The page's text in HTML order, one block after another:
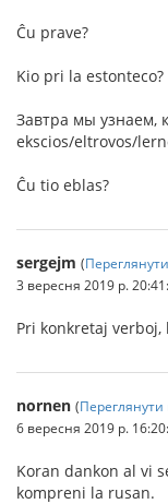
Ĉu prave?
Kio pri la estonteco?
Завтра мы узнаем,
ekscios/eltrovos/
Ĉu tio eblas?
sergejm (
3 вересня 2019 р.
Pri konkretaj
nornen (Переглянути
6 вересня 2019 р.
Koran dankon al vi
kompreni la rusan.